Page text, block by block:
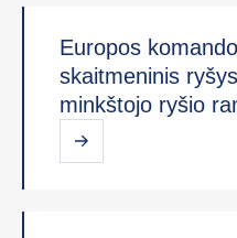
Europos
skaitmeninis
minkštojo ryšio